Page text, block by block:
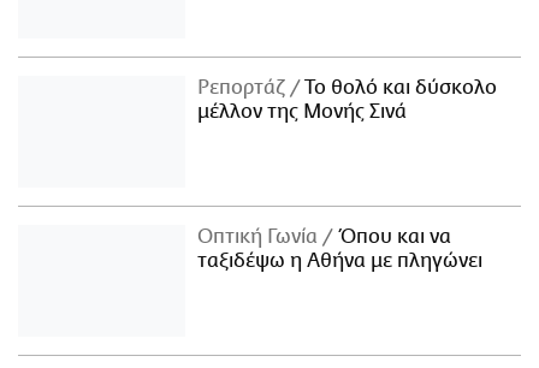
Ρεπορτάζ
Το θολό και δύσκολο
μέλλον της Μονής Σινά
Οπτική Γωνία
Όπου και να
ταξιδέψω η Αθήνα με πληγώνει